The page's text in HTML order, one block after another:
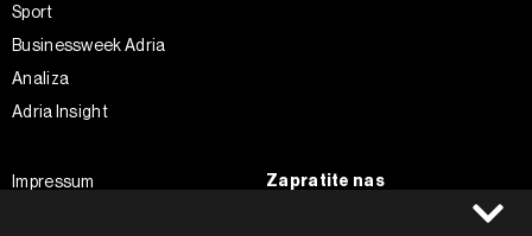
Sport
Businessweek Adria
Analiza
Adria Insight
Impressum
Zapratite nas